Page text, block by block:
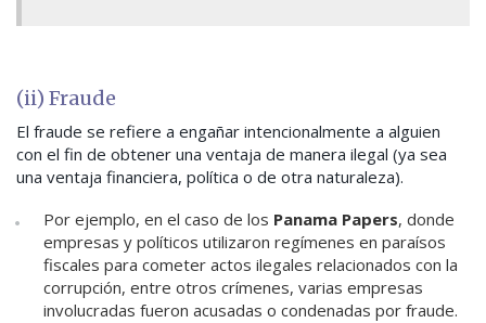
(ii) Fraude
El fraude se refiere a engañar intencionalmente a alguien
con el fin de obtener una ventaja de manera ilegal (ya sea
una ventaja financiera, política o de otra naturaleza).
Por ejemplo, en el caso de los Panama Papers, donde
empresas y políticos utilizaron regímenes en paraísos
fiscales para cometer actos ilegales relacionados con la
corrupción, entre otros crímenes, varias empresas
involucradas fueron acusadas o condenadas por fraude.